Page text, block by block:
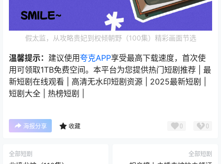
假太监，从攻略贵妃到权倾朝野（100集）精彩画面节选
温馨提示： 建议使用夸克APP享受最高下载速度，首次使
用可领取1TB免费空间。本平台为您提供热门短剧推荐 | 最
新短剧在线观看 | 高清无水印短剧资源 | 2025最新短剧 |
短剧大全 | 热榜短剧 |
海报分享 收藏 0 0
全部短剧 全部短剧